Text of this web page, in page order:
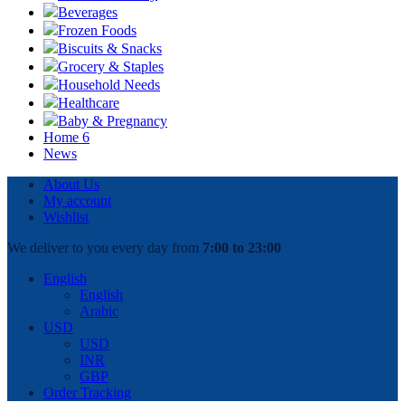
Beverages
Frozen Foods
Biscuits & Snacks
Grocery & Staples
Household Needs
Healthcare
Baby & Pregnancy
Home 6
News
About Us
My account
Wishlist
We deliver to you every day from 7:00 to 23:00
English
English
Arabic
USD
USD
INR
GBP
Order Tracking